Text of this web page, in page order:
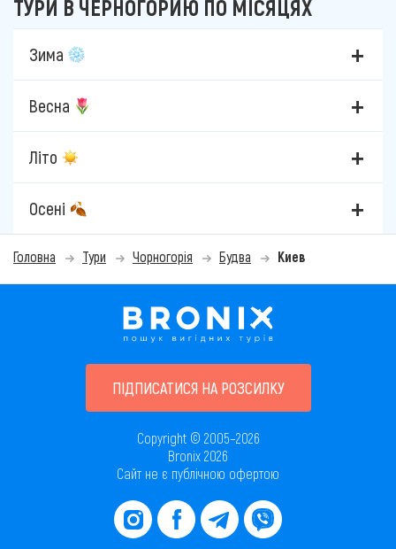
ТУРИ В ЧЕРНОГОРИЮ ПО МІСЯЦЯХ
Зима
Весна
Літо
Осені
Головна Тури Чорногорія Будва Киев
ПІДПИСАТИСЯ НА РОЗСИЛКУ
Copyright © 2005–2026
Bronix 2026
Сайт не є публічною офертою